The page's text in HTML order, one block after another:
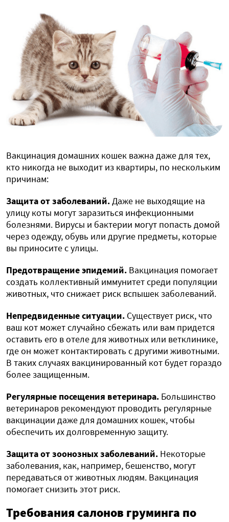
Вакцинация домашних кошек важна даже для тех,
кто никогда не выходит из квартиры, по нескольким
причинам:
Защита от заболеваний.Даже не выходящие на
улицу коты могут заразиться инфекционными
болезнями. Вирусы и бактерии могут попасть домой
через одежду, обувь или другие предметы, которые
вы приносите с улицы.
Предотвращение эпидемий. Вакцинация помогает
создать коллективный иммунитет среди популяции
животных, что снижает риск вспышек заболеваний.
Непредвиденные ситуации. Существует риск, что
ваш кот может случайно сбежать или вам придется
оставить его в отеле для животных или ветклинике,
где он может контактировать с другими животными.
В таких случаях вакцинированный кот будет гораздо
более защищенным.
Регулярные посещения ветеринара. Большинство
ветеринаров рекомендуют проводить регулярные
вакцинации даже для домашних кошек, чтобы
обеспечить их долговременную защиту.
Защита от зоонозных заболеваний. Некоторые
заболевания, как, например, бешенство, могут
передаваться от животных людям. Вакцинация
помогает снизить этот риск.
Требования салонов груминга по